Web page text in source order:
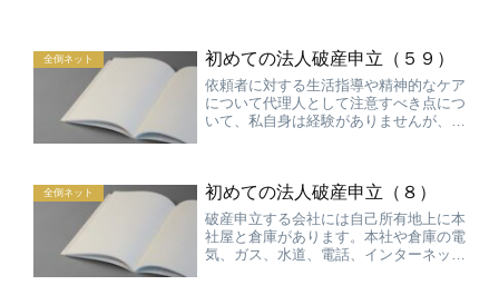
全倒ネット 初めての法人破産申立（５９）
依頼者に対する生活指導や精神的なケア
について代理人として注意すべき点につ
いて、私自身は経験がありませんが、破
代表者については、代理人...
全倒ネット 初めての法人破産申立（８）
破産申立する会社には自己所有地上に本
社屋と倉庫があります。本社や倉庫の電
気、ガス、水道、電話、インターネット